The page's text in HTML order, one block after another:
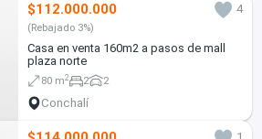
$112.000.000 4
(Rebajado 3%)
Casa en venta 160m2 a pasos de mall
plaza norte
80 m2 2 2
Conchalí